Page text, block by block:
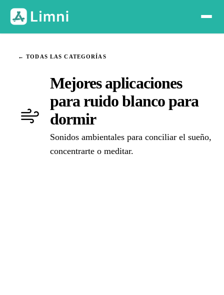
← TODAS LAS CATEGORÍAS
Mejores aplicaciones
para ruido blanco para
dormir
Sonidos ambientales para conciliar el sueño,
concentrarte o meditar.